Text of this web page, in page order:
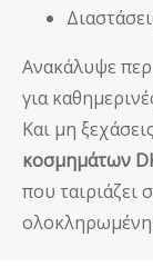
Ανακάλυψε
για
Και μη
κοσμημάτων
που ταιριάζει
ολοκληρωμένη